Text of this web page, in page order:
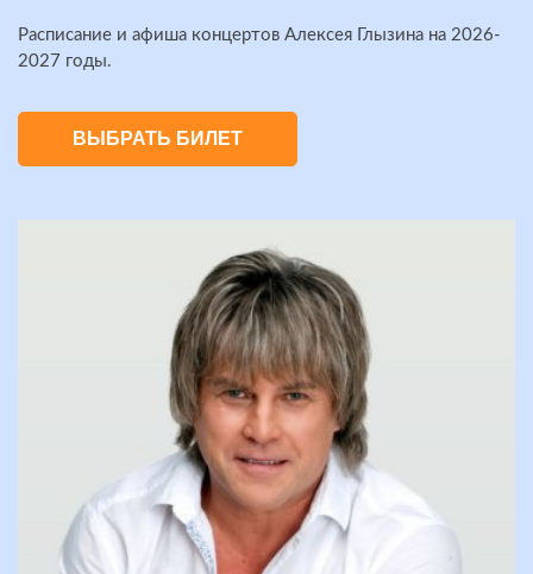
Расписание и афиша концертов Алексея Глызина на 2026-
2027 годы.
ВЫБРАТЬ БИЛЕТ